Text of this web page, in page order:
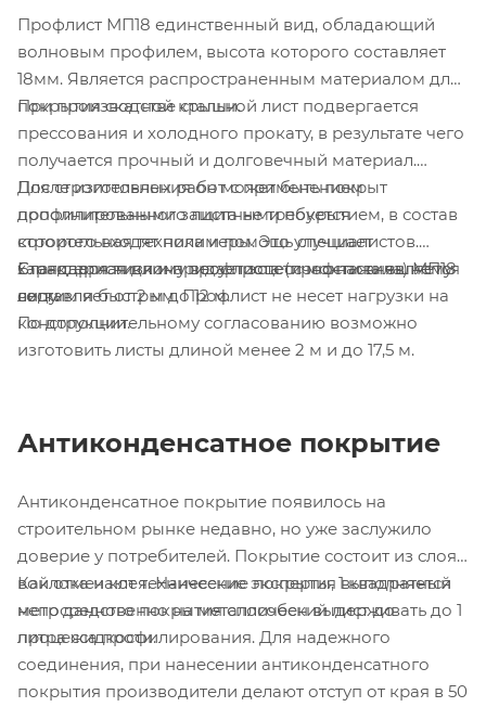
Профлист МП18 единственный вид, обладающий
волновым профилем, высота которого составляет
18мм. Является распространенным материалом для
покрытия скатной крыши.
При производстве стальной лист подвергается
прессования и холодного прокату, в результате чего
получается прочный и долговечный материал.
После изготовления он может быть покрыт
дополнительными защитными покрытием, в состав
которого входят полимеры. Это улучшает
характеристики и придает эстетичности внешнему
виду.
Для строительных работ с применением
профилированного листа не требуется
строительная техника и помощь специалистов.
Благодаря низкому весу процесс монтажа является
легким и быстрым. Профлист не несет нагрузки на
конструкции.
Стандартная длина профлиста (профнастила) МП18
составляет от 2 м до 12 м.
По дополнительному согласованию возможно
изготовить листы длиной менее 2 м и до 17,5 м.
Антиконденсатное покрытие
Антиконденсатное покрытие появилось на
строительном рынке недавно, но уже заслужило
доверие у потребителей. Покрытие состоит из слоя
войлока и клея. Нанесение покрытия выполняется
непосредственно на металлический лист до
процесса профилирования. Для надежного
соединения, при нанесении антиконденсатного
покрытия производители делают отступ от края в 50
Как отмечают технические эксперты, 1 квадратный
метр данного покрытия способен выдерживать до 1
литра жидкости.